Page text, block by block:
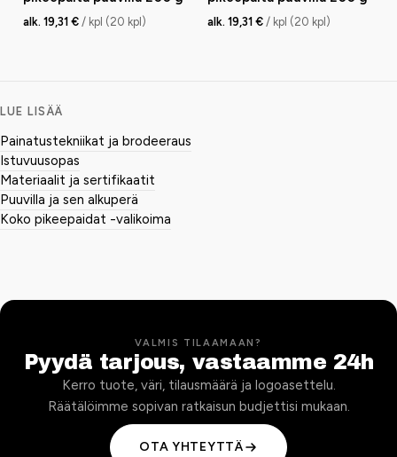
alk. 19,31 € / kpl (20 kpl) alk. 19,31 € / kpl (20 kpl)
LUE LISÄÄ
Painatustekniikat ja brodeeraus
Istuvuusopas
Materiaalit ja sertifikaatit
Puuvilla ja sen alkuperä
Koko pikeepaidat -valikoima
VALMIS TILAAMAAN?
Pyydä tarjous, vastaamme 24h
Kerro tuote, väri, tilausmäärä ja logoasettelu.
Räätälöimme sopivan ratkaisun budjettisi mukaan.
OTA YHTEYTTÄ